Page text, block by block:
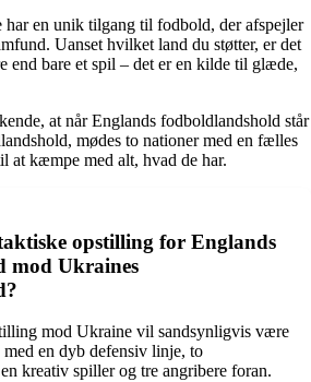
en unik tilgang til fodbold, der afspejler
Uanset hvilket land du støtter, er det
end bare et spil – det er en kilde til glæde,
at når Englands fodboldlandshold står
mødes to nationer med en fælles
at kæmpe med alt, hvad de har.
opstilling for Englands
mod Ukraines
mod Ukraine vil sandsynligvis være
en dyb defensiv linje, to
kreativ spiller og tre angribere foran.